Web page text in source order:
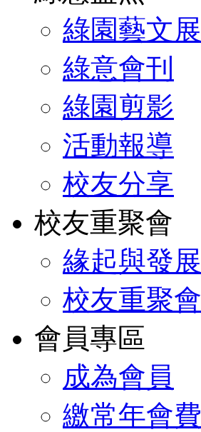
綠園藝文展
綠意會刊
綠園剪影
活動報導
校友分享
校友重聚會
緣起與發展
校友重聚會
會員專區
成為會員
繳常年會費